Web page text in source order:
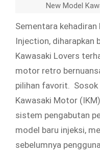
New Model
Sementara kehadiran
Injection, diharapkan
Kawasaki Lovers
motor retro
pilihan favorit. Sosok
Kawasaki Motor
sistem pengabutan
model baru injeksi,
sebelumnya